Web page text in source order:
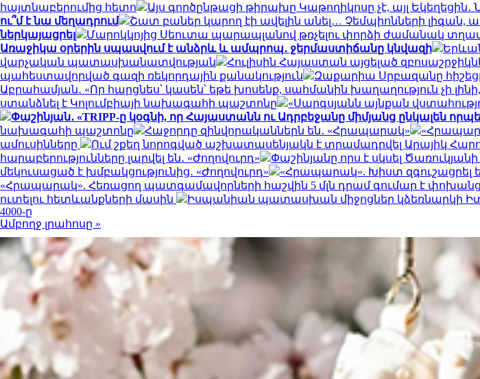
հայտնաբերումից հետո
Այս գործընթացի թիրախը Կաթողիկոսը չէ, այլ
ու՞մ է նա մեղադրում
Շատ բաներ կարող էի ավելին անել… Չեմպիոնների լիգան,
ներկայացրել
Մարոկկոյից Սեուտա պարապլանով թռչելու փորձի ժամանակ
Առաջիկա օրերին սպասվում է անձրև և ամպրոպ․ ջերմաստիճանը կնվազի
վարչական պատասխանատվության
Հուլիսին Հայաստան այցելած
պահեստավորված գազի ռեկորդային քանակություն
Զաքարիա Սրբազանը
Աբրահամյան․ «Որ հարցնես՝ կասեն՝ եթե խոսենք, սահմանին խաղաղություն չի
ստանձնել է Կոլումբիայի նախագահի պաշտոնը
«Սարգսյանն այնքան
Փաշինյան․ «TRIPP-ը կօգնի, որ Հայաստանն ու Ադրբեջանը միմյանց ընկալեն
նախագահի պաշտոնը
Հաջորդը զինվորականներն են․ «Հրապարակ»
ամուսինները
Ում շքեղ նորոգված աշխատասենյակն է տրամադրվել Արայիկ
հարաբերությունները լարվել են․ «Ժողովուրդ»
Փաշինյանը որս է սկսել
մեկուսացած է խմբակցությունից․ «Ժողովուրդ»
«Հրապարակ». Խիստ զգուշացրել
«Հրապարակ». Հեռացող պատգամավորների հաշվին 5 մլն դրամ գումար է
ուտելու հետևանքների մասին
Իսպանիան պատասխան միջոցներ կձեռնարկի
4000-ը
Ամբողջ լրահոսը »